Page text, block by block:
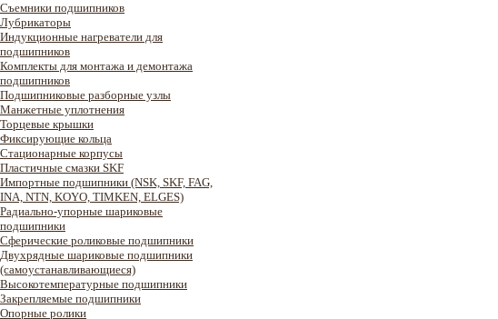
Съемники подшипников
Лубрикаторы
Индукционные нагреватели для
подшипников
Комплекты для монтажа и демонтажа
подшипников
Подшипниковые разборные узлы
Манжетные уплотнения
Торцевые крышки
Фиксирующие кольца
Стационарные корпусы
Пластичные смазки SKF
Импортные подшипники (NSK, SKF, FAG,
INA, NTN, KOYO, TIMKEN, ELGES)
Радиально-упорные шариковые
подшипники
Сферические роликовые подшипники
Двухрядные шариковые подшипники
(самоустанавливающиеся)
Высокотемпературные подшипники
Закрепляемые подшипники
Опорные ролики